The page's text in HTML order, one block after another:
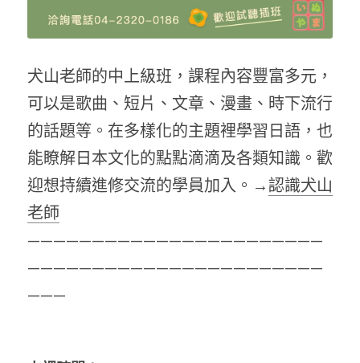
犬山老師的中上級班，課程內容豐富多元，
可以是歌曲、短片、文章、漫畫、時下流行
的話題等。在多樣化的主題裡學習日語，也
能瞭解日本文化的點點滴滴及各類知識。歡
迎想持續進修交流的學員加入。→認識犬山
老師
———————————————————————
———————————————————————
———